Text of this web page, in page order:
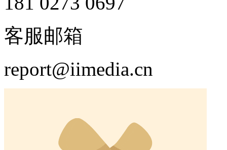
客服邮箱
report@iimedia.cn